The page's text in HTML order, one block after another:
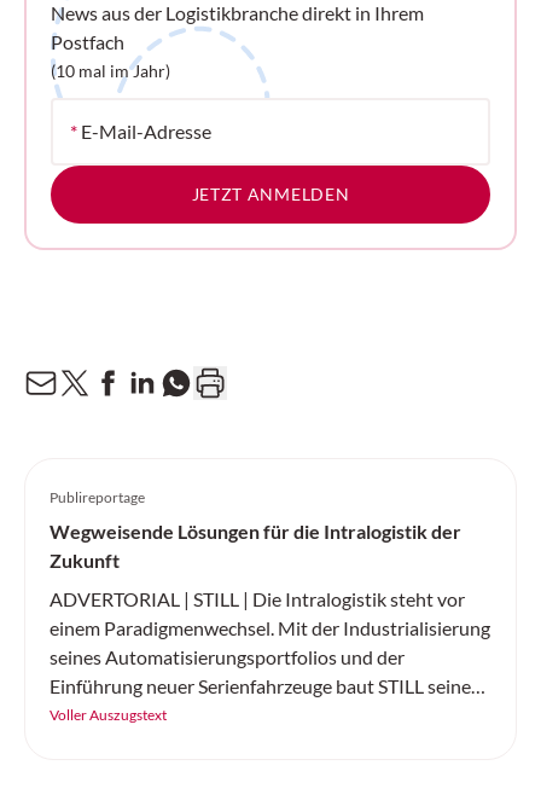
News aus der Logistikbranche direkt in Ihrem
Postfach
(10 mal im Jahr)
* E-Mail-Adresse
JETZT ANMELDEN
Publireportage
Wegweisende Lösungen für die Intralogistik der
Zukunft
ADVERTORIAL | STILL | Die Intralogistik steht vor
einem Paradigmenwechsel. Mit der Industrialisierung
seines Automatisierungsportfolios und der
Einführung neuer Serienfahrzeuge baut STILL seine
Position als führender Komplettanbieter für
Voller Auszugstext